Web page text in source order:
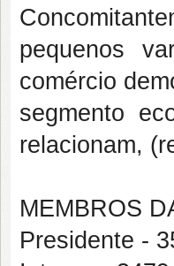
pequenos
comércio
segmento
relacionam,
MEMBROS
Presidente -